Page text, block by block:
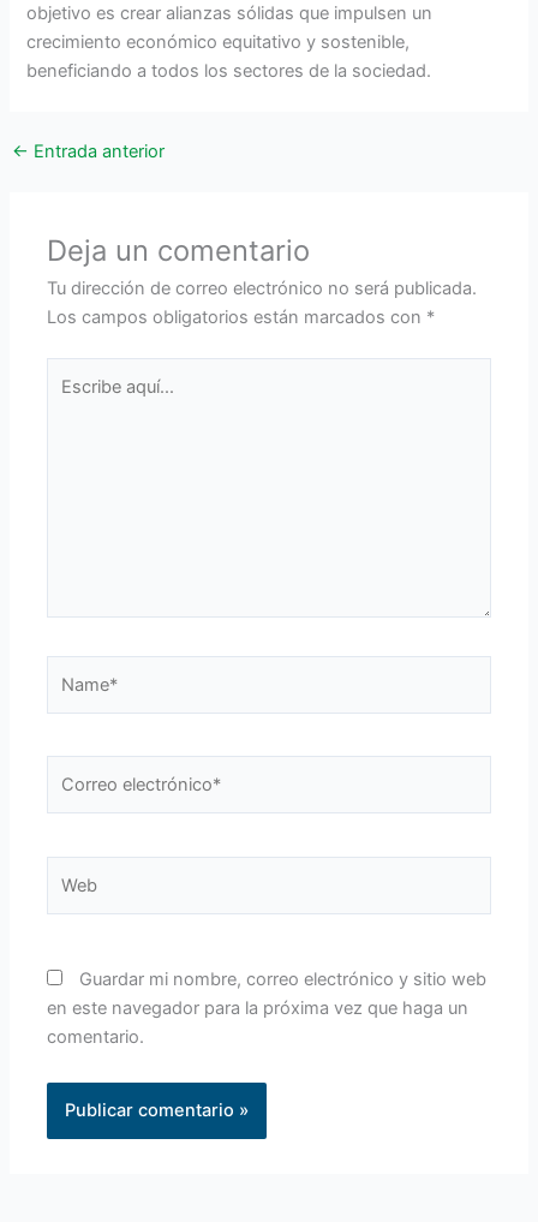
objetivo es crear alianzas sólidas que impulsen un
crecimiento económico equitativo y sostenible,
beneficiando a todos los sectores de la sociedad.
← Entrada anterior
Deja un comentario
Tu dirección de correo electrónico no será publicada.
Los campos obligatorios están marcados con *
Guardar mi nombre, correo electrónico y sitio web
en este navegador para la próxima vez que haga un
comentario.